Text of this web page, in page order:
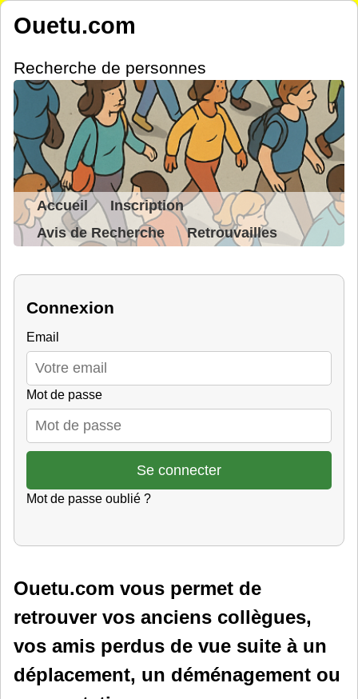
Ouetu.com
Recherche de personnes
Accueil
Inscription
Avis de Recherche
Retrouvailles
Connexion
Email
Mot de passe
Mot de passe oublié ?
Ouetu.com vous permet de
retrouver vos anciens collègues,
vos amis perdus de vue suite à un
déplacement, un déménagement ou